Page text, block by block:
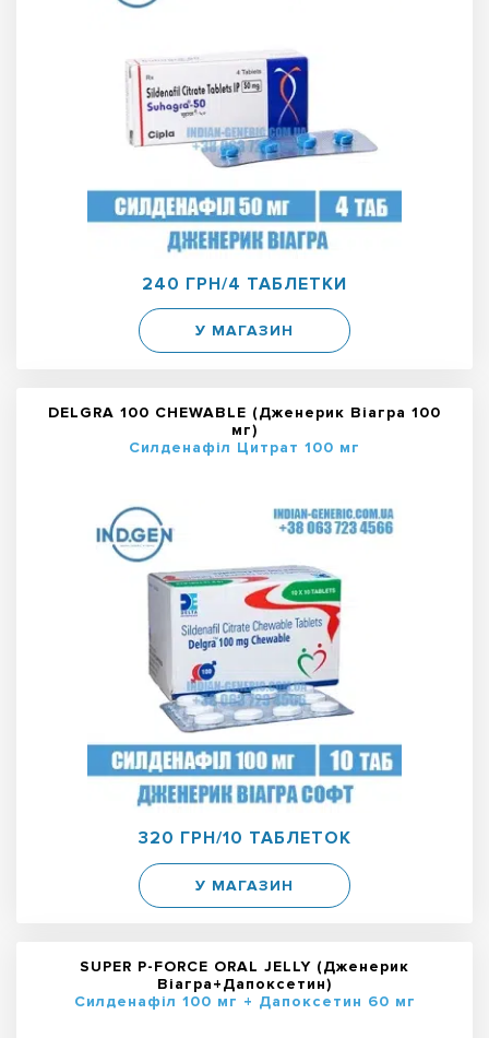
240 ГРН/4 ТАБЛЕТКИ
У МАГАЗИН
DELGRA 100 CHEWABLE (Дженерик Віагра 100
мг)
Силденафіл Цитрат 100 мг
320 ГРН/10 ТАБЛЕТОК
У МАГАЗИН
SUPER P-FORCE ORAL JELLY (Дженерик
Віагра+Дапоксетин)
Силденафіл 100 мг + Дапоксетин 60 мг